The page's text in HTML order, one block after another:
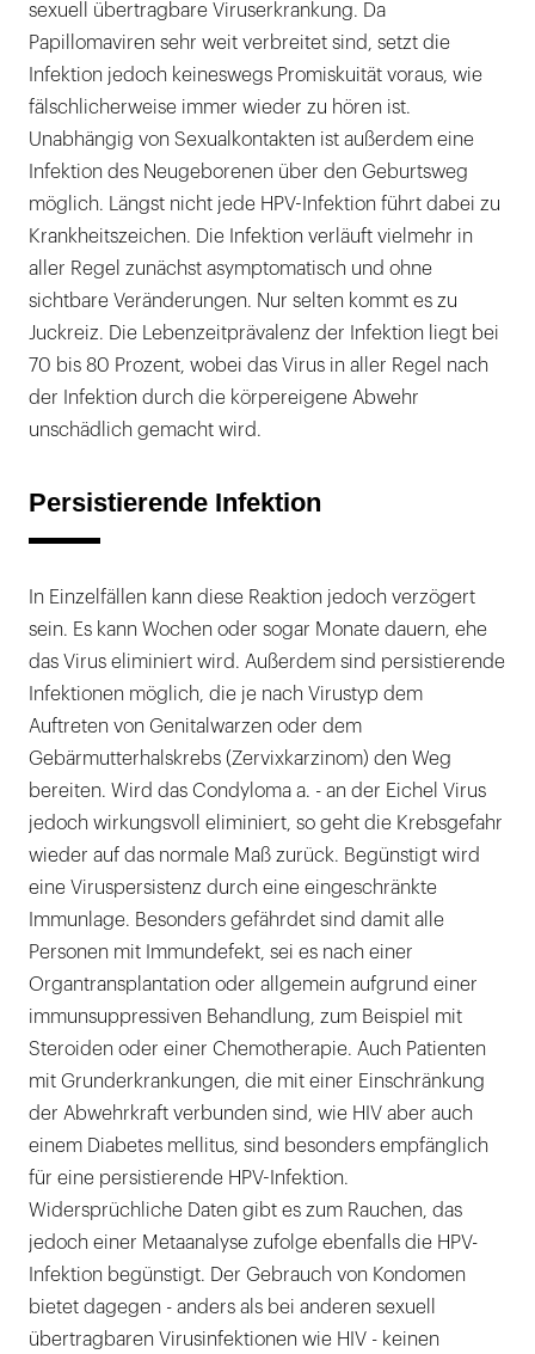
sexuell übertragbare Viruserkrankung. Da
Papillomaviren sehr weit verbreitet sind, setzt die
Infektion jedoch keineswegs Promiskuität voraus, wie
fälschlicherweise immer wieder zu hören ist.
Unabhängig von Sexualkontakten ist außerdem eine
Infektion des Neugeborenen über den Geburtsweg
möglich. Längst nicht jede HPV-Infektion führt dabei zu
Krankheitszeichen. Die Infektion verläuft vielmehr in
aller Regel zunächst asymptomatisch und ohne
sichtbare Veränderungen. Nur selten kommt es zu
Juckreiz. Die Lebenzeitprävalenz der Infektion liegt bei
70 bis 80 Prozent, wobei das Virus in aller Regel nach
der Infektion durch die körpereigene Abwehr
unschädlich gemacht wird.
Persistierende Infektion
In Einzelfällen kann diese Reaktion jedoch verzögert
sein. Es kann Wochen oder sogar Monate dauern, ehe
das Virus eliminiert wird. Außerdem sind persistierende
Infektionen möglich, die je nach Virustyp dem
Auftreten von Genitalwarzen oder dem
Gebärmutterhalskrebs (Zervixkarzinom) den Weg
bereiten. Wird das Condyloma a. - an der Eichel Virus
jedoch wirkungsvoll eliminiert, so geht die Krebsgefahr
wieder auf das normale Maß zurück. Begünstigt wird
eine Viruspersistenz durch eine eingeschränkte
Immunlage. Besonders gefährdet sind damit alle
Personen mit Immundefekt, sei es nach einer
Organtransplantation oder allgemein aufgrund einer
immunsuppressiven Behandlung, zum Beispiel mit
Steroiden oder einer Chemotherapie. Auch Patienten
mit Grunderkrankungen, die mit einer Einschränkung
der Abwehrkraft verbunden sind, wie HIV aber auch
einem Diabetes mellitus, sind besonders empfänglich
für eine persistierende HPV-Infektion.
Widersprüchliche Daten gibt es zum Rauchen, das
jedoch einer Metaanalyse zufolge ebenfalls die HPV-
Infektion begünstigt. Der Gebrauch von Kondomen
bietet dagegen - anders als bei anderen sexuell
übertragbaren Virusinfektionen wie HIV - keinen